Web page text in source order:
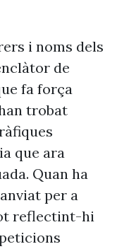
i noms dels
de
fa força
trobat
que ara
Quan ha
per a
reflectint-hi